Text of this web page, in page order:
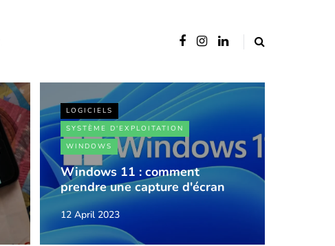
LOGICIELS
SYSTÈME D'EXPLOITATION
WINDOWS
Windows 11 : comment
prendre une capture d'écran
12 April 2023